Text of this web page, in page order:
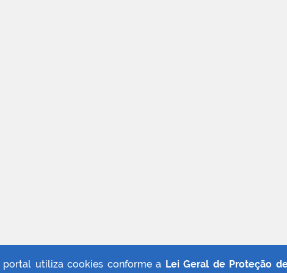
portal utiliza cookies conforme a Lei Geral de Proteção